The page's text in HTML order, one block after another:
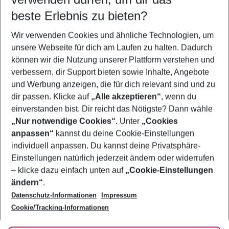
5-8 Nächte
2 Erwachsene Keine Kinder
Mehr Filter anzeigen
Footer
Footer navigation
Über uns
AGB
Bestpreisgarantie
Cookie-Einstellungen ändern
Cookie-Richtlinie
Agenturbetreuung
Barrierefreies Reisen
Folge uns
beste Erlebnis zu bieten?
Wir verwenden Cookies und ähnliche Technologien, um
unsere Webseite für dich am Laufen zu halten. Dadurch
können wir die Nutzung unserer Plattform verstehen und
verbessern, dir Support bieten sowie Inhalte, Angebote
und Werbung anzeigen, die für dich relevant sind und zu
dir passen. Klicke auf „Alle akzeptieren“, wenn du
einverstanden bist. Dir reicht das Nötigste? Dann wähle
„Nur notwendige Cookies“. Unter „Cookies
anpassen“ kannst du deine Cookie-Einstellungen
individuell anpassen. Du kannst deine Privatsphäre-
Einstellungen natürlich jederzeit ändern oder widerrufen
– klicke dazu einfach unten auf „Cookie-Einstellungen
ändern“.
Datenschutz-Informationen
Impressum
Cookie/Tracking-Informationen